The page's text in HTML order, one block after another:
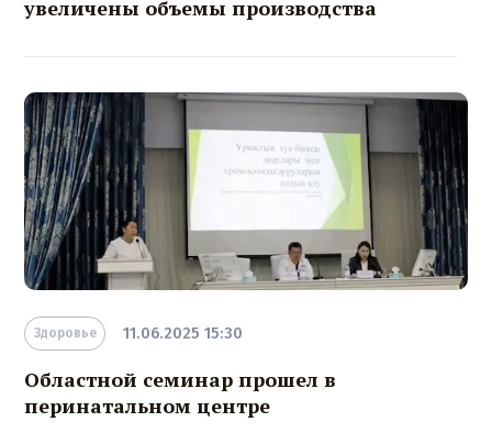
увеличены объемы производства
Здоровье 11.06.2025 15:30
Областной семинар прошел в
перинатальном центре